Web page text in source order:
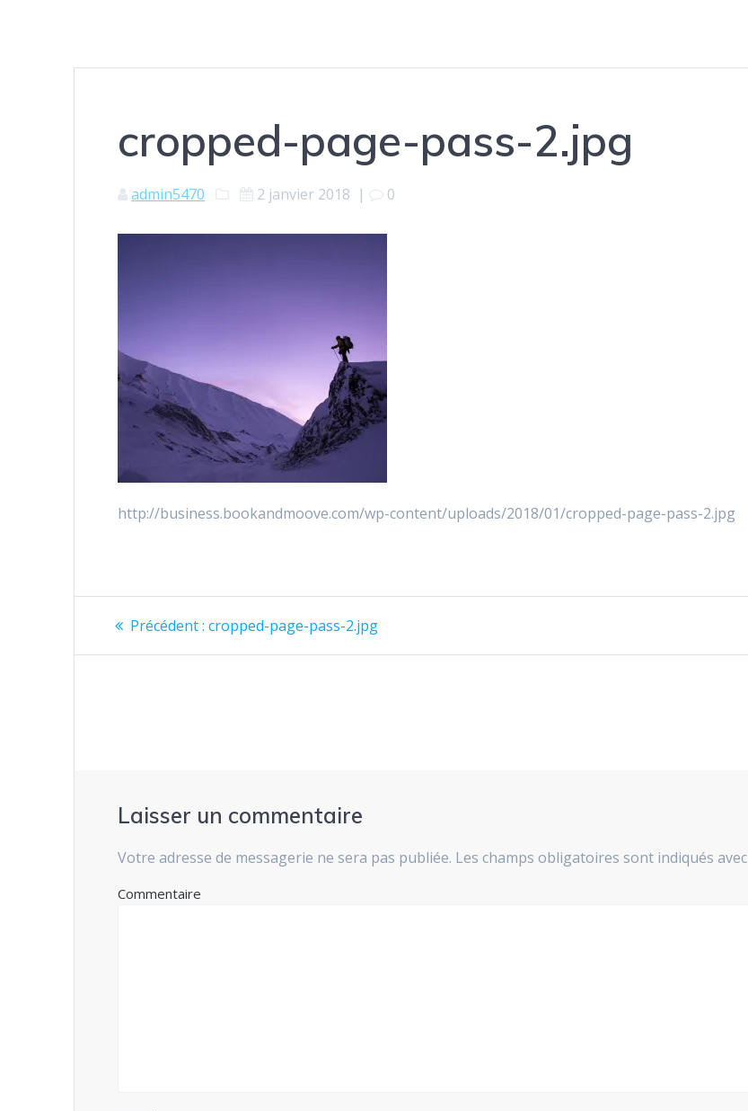
cropped-page-pass-2.jpg
admin5470 2 janvier 2018 | 0
http://business.bookandmoove.com/wp-content/uploads/2018/01/cropped-page-pass-2.jpg
Navigation
de
Précédent : Article
cropped-page-pass-2.jpg
Laisser un commentaire
Votre adresse de messagerie ne sera pas publiée. Les champs obligatoires sont indiqués avec
Commentaire